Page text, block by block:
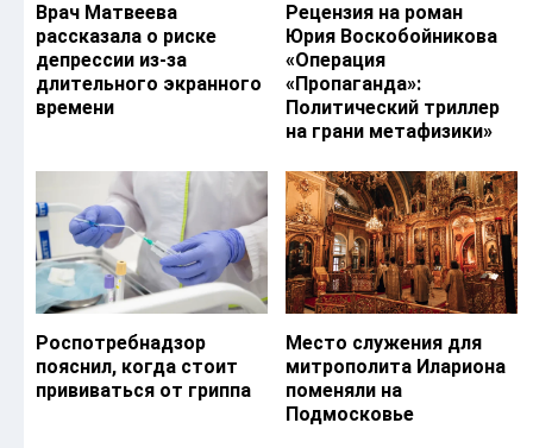
Врач Матвеева
рассказала о риске
депрессии из-за
длительного экранного
времени
Рецензия на роман
Юрия Воскобойникова
«Операция
«Пропаганда»:
Политический триллер
на грани метафизики»
Роспотребнадзор
пояснил, когда стоит
прививаться от гриппа
Место служения для
митрополита Илариона
поменяли на
Подмосковье